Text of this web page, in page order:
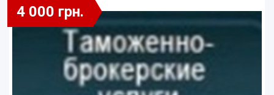
4 000 грн.